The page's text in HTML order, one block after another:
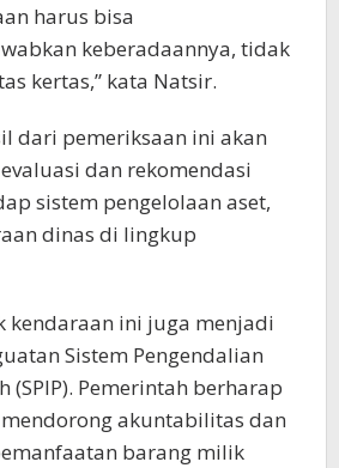
harus bisa
keberadaannya, tidak
kertas,” kata Natsir.
dari pemeriksaan ini akan
dan rekomendasi
sistem pengelolaan aset,
dinas di lingkup
kendaraan ini juga menjadi
Sistem Pengendalian
(SPIP). Pemerintah berharap
akuntabilitas dan
barang milik